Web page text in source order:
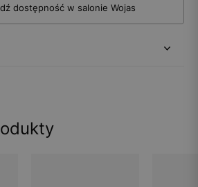
dostępność w salonie Wojas